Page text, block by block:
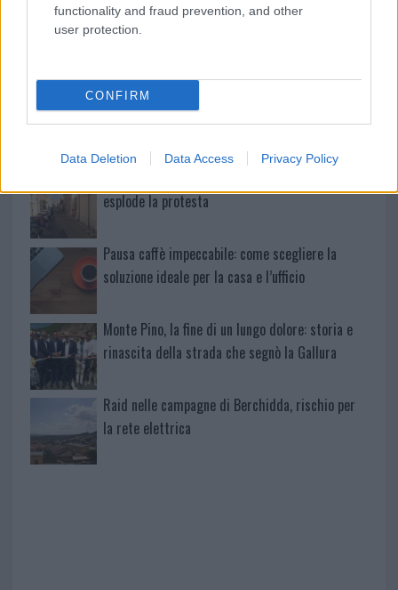
functionality and fraud prevention, and other
user protection.
CONFIRM
Data Deletion Data Access Privacy Policy
Michelle Hunziker in Gallura, bella anche dal
Calangianus, dopo le polemiche il centro
accoglienza minori chiude
esplode la protesta
Pausa caffè impeccabile: come scegliere la
soluzione ideale per la casa e l’ufficio
Monte Pino, la fine di un lungo dolore: storia e
rinascita della strada che segnò la Gallura
Raid nelle campagne di Berchidda, rischio per
la rete elettrica